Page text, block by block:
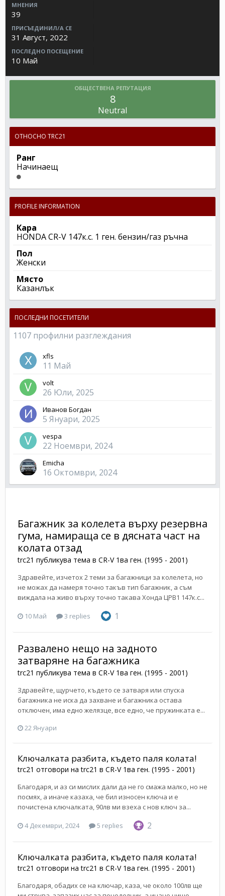
МНЕНИЯ
39
ПРИСЪЕДИНИЛ/А СЕ
31 Август, 2022
ПОСЛЕДНО ПОСЕЩЕНИЕ
10 Май
ОБЩЕСТВЕНА РЕПУТАЦИЯ
8
Neutral
ОТНОСНО TRC21
Ранг
Начинаещ
PROFILE INFORMATION
Кара
HONDA CR-V 147к.с. 1 ген. бензин/газ ръчна
Пол
Женски
Място
Казанлък
ПОСЛЕДНИ ПОСЕТИТЕЛИ
1107 профилни разглеждания
xfls
11 Май
volt
26 Юли, 2025
Иванов Богдан
5 Януари, 2025
vespa
22 Ноември, 2024
Emicha
16 Октомври, 2024
Багажник за колелета върху резервна
гума, намираща се в дясната част на
колата отзад
trc21 публикува тема в CR-V 1ва ген. (1995 - 2001)
Здравейте, изчетох 2 теми за багажници за колелета, но
не можах да намеря точно такъв тип багажник, а съм
виждала на живо върху точно такава Хонда ЦРВ1 147к.с...
10 Май 3 replies 1
Развалено нещо на задното
затваряне на багажника
trc21 публикува тема в CR-V 1ва ген. (1995 - 2001)
Здравейте, щурчето, където се затваря или спуска
багажника не иска да захване и багажника остава
отключен, има едно желязце, все едно, че пружинката е...
22 Януари
Ключалката разбита, където паля колата!
trc21 отговори наtrc21 в CR-V 1ва ген. (1995 - 2001)
Благодаря, и аз си мислих дали да не го смажа малко, но не
посмях, а иначе казаха, че бил износен ключа и е
почистена ключалката, 90лв ми взеха с нов ключ за...
4 Декември, 2024 5 replies 2
Ключалката разбита, където паля колата!
trc21 отговори наtrc21 в CR-V 1ва ген. (1995 - 2001)
Благодаря, обадих се на ключар, каза, че около 100лв ще